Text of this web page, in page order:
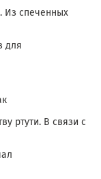
Из спеченных
для
ртути. В связи с